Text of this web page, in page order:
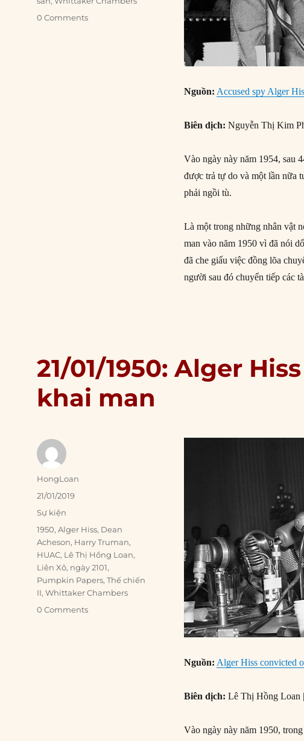
Nguồn: Accused spy Alger
Biên dịch: Nguyễn Thị Kim
Vào ngày này năm 1954, sau
được trả tự do và một lần nữa
phải ngồi tù.
Là một trong những nhân vật
man vào năm 1950 vì đã nói
đã che giấu việc đồng lõa
người sau đó chuyển tiếp các
0 Comments
21/01/1950: Alger
khai man
Nguồn: Alger Hiss convicted
Biên dịch: Lê Thị Hồng Loan
Vào ngày này năm 1950,
Author
HongLoan
Posted
21/01/2019
Categories
Sự kiện
Tags
1950,Alger Hiss, Dean
Acheson, Harry Truman,
HUAC, Lê Thị Hồng Loan,
Liên Xô, ngày 2101,
Pumpkin Papers,Thế chiến
II,Whittaker Chambers
0 Comments